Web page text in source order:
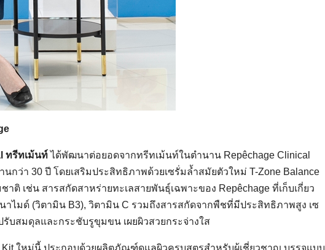
ทรีทเม้นท์ได้พัฒนาต่อยอดจากทรีทเม้นท์ในตำนาน Repêchage Clinical
กว่า 30 ปี โดยเสริมประสิทธิภาพด้วยเซรั่มล้ำสมัยตัวใหม่ T-Zone Balance
ติ เช่น สารสกัดสาหร่ายทะเลสายพันธุ์เฉพาะของ Repêchage ที่เก็บเกี่ยว
าไมด์ (วิตามิน B3), วิตามิน C รวมถึงสารสกัดจากพืชที่มีประสิทธิภาพสูง เซ
สมดุลและกระชับรูขุมขน เผยผิวสวยกระจ่างใส
Kit ใหม่นี้ ประกอบด้วยผลิตภัณฑ์ดูแลผิวครบสูตรสำหรับผู้เชี่ยวชาญ บรรจุแบบ